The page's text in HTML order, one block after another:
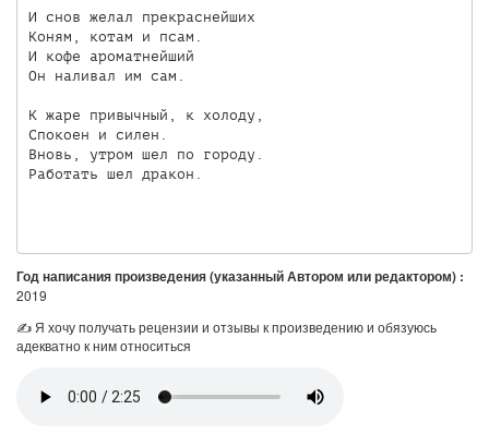
И снов желал прекраснейших
Коням, котам и псам.
И кофе ароматнейший
Он наливал им сам.
К жаре привычный, к холоду,
Спокоен и силен.
Вновь, утром шел по городу.
Работать шел дракон.
Год написания произведения (указанный Автором или редактором) :
2019
✍ Я хочу получать рецензии и отзывы к произведению и обязуюсь
адекватно к ним относиться